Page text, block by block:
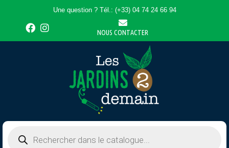
Une question ? Tél.: (+33) 04 74 24 66 94
NOUS CONTACTER